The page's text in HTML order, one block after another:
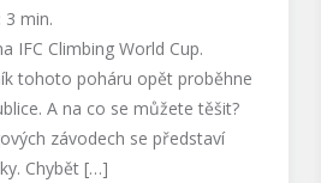
3 min.
IFC Climbing World Cup.
tohoto poháru opět proběhne
A na co se můžete těšit?
závodech se představí
Chybět […]